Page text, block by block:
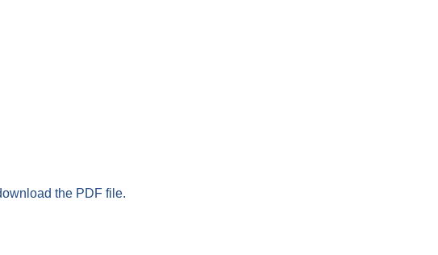
the PDF file.